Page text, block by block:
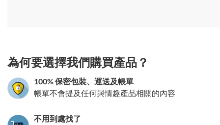
為何要選擇我們購買產品？
100% 保密包裝、運送及帳單
帳單不會提及任何與情趣產品相關的內容
不用到處找了